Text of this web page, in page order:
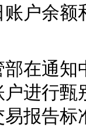
账户余
通知
进行
报告